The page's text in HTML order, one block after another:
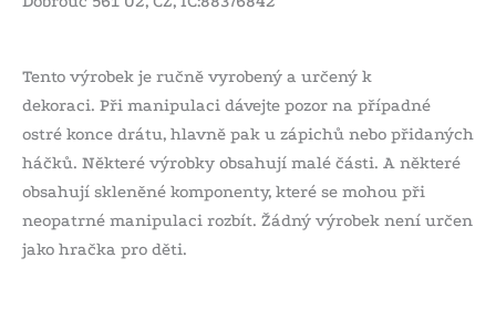
Tento výrobek je ručně vyrobený a určený k
dekoraci. Při manipulaci dávejte pozor na případné
ostré konce drátu, hlavně pak u zápichů nebo přidaných
háčků. Některé výrobky obsahují malé části. A některé
obsahují skleněné komponenty, které se mohou při
neopatrné manipulaci rozbít. Žádný výrobek není určen
jako hračka pro děti.